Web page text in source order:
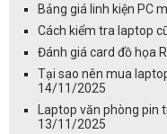
Bảng giá linh kiện PC
Cách kiểm tra laptop
Đánh giá card đồ họa
Tại sao nên mua
14/11/2025
Laptop văn phòng pin
13/11/2025